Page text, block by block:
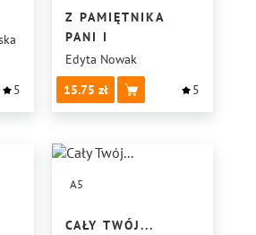
5
Z PAMIĘTNIKA
PANI I
Edyta Nowak
15.75
5
A5
CAŁY TWÓJ...